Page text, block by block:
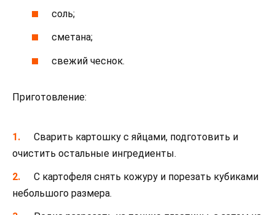
соль;
сметана;
свежий чеснок.
Приготовление:
Сварить картошку с яйцами, подготовить и
очистить остальные ингредиенты.
С картофеля снять кожуру и порезать кубиками
небольшого размера.